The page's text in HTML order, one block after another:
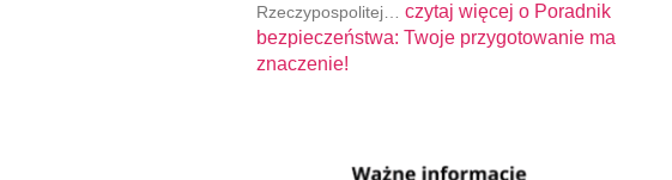
Rzeczypospolitej… czytaj więcej oPoradnik
bezpieczeństwa: Twoje przygotowanie ma
znaczenie!